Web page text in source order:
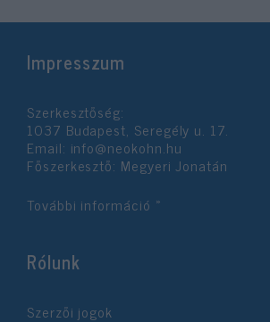
Impresszum
Szerkesztőség:
1037 Budapest, Seregély u. 17.
Email: info@neokohn.hu
Főszerkesztő: Megyeri Jonatán
További információ »
Rólunk
Szerzői jogok